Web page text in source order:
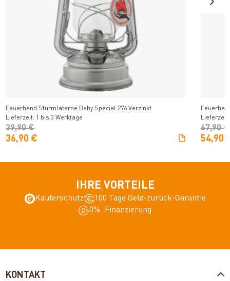
Produkt ansehen
Feuerhand Sturmlaterne Baby Special 276 Verzinkt
Lieferzeit: 1 bis 3 Werktage
36,90 €
39,90 €
54,90
67,90 €
IHRE VORTEILE
Käuferschutz
100 Tage Geld-zurück-Garantie
0%–Finanzierung
KONTAKT